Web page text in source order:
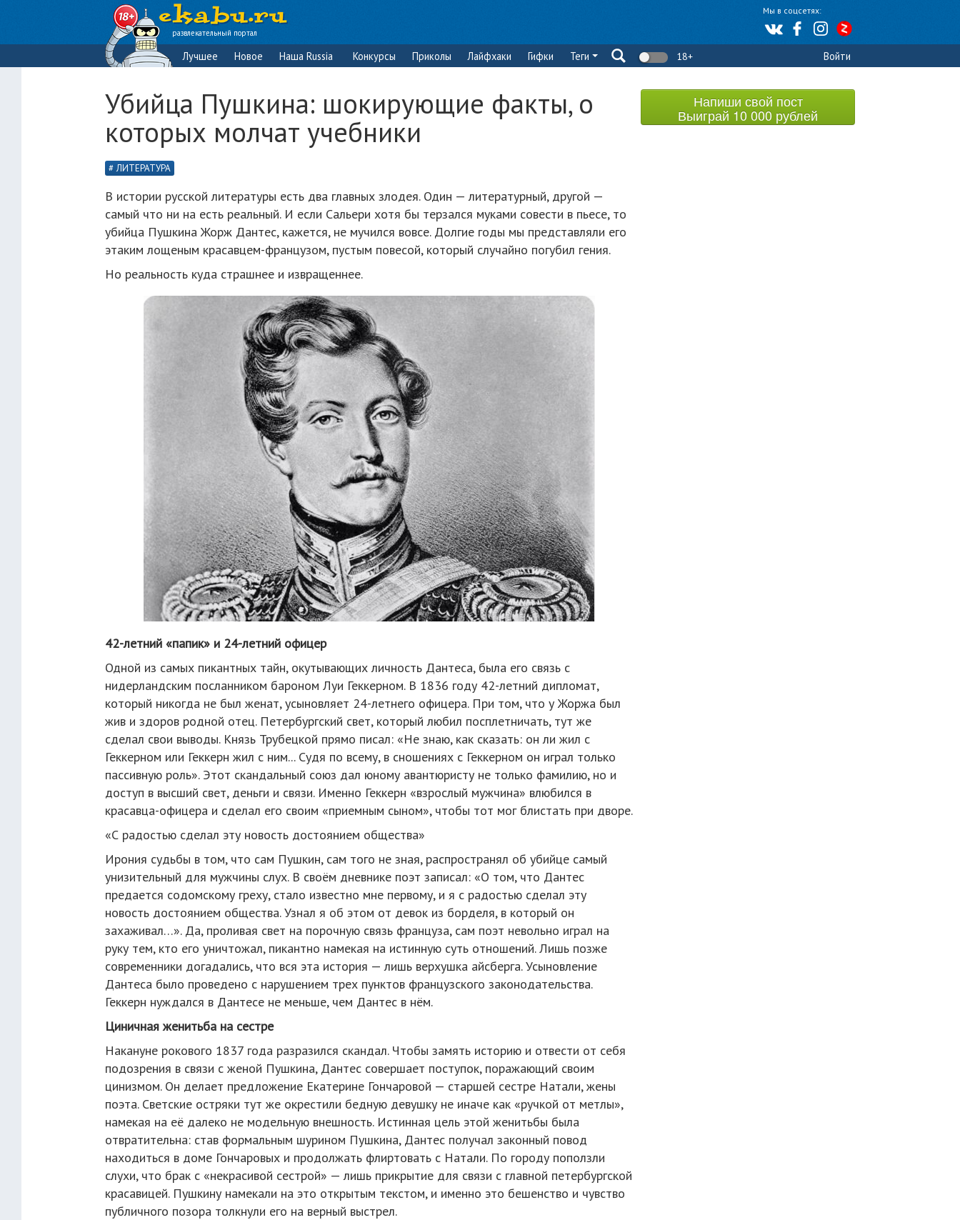
Мы в соцсетях:
развлекательный портал
Лучшее Новое Наша Russia Конкурсы Приколы Лайфхаки Гифки Теги 18+ Войти
Убийца Пушкина: шокирующие факты, о
которых молчат учебники
ЛИТЕРАТУРА
В истории русской литературы есть два главных злодея. Один — литературный, другой —
самый что ни на есть реальный. И если Сальери хотя бы терзался муками совести в пьесе, то
убийца Пушкина Жорж Дантес, кажется, не мучился вовсе. Долгие годы мы представляли его
этаким лощеным красавцем-французом, пустым повесой, который случайно погубил гения.
Но реальность куда страшнее и извращеннее.
42-летний «папик» и 24-летний офицер
Одной из самых пикантных тайн, окутывающих личность Дантеса, была его связь с
нидерландским посланником бароном Луи Геккерном. В 1836 году 42-летний дипломат,
который никогда не был женат, усыновляет 24-летнего офицера. При том, что у Жоржа был
жив и здоров родной отец. Петербургский свет, который любил посплетничать, тут же
сделал свои выводы. Князь Трубецкой прямо писал: «Не знаю, как сказать: он ли жил с
Геккерном или Геккерн жил с ним... Судя по всему, в сношениях с Геккерном он играл только
пассивную роль». Этот скандальный союз дал юному авантюристу не только фамилию, но и
доступ в высший свет, деньги и связи. Именно Геккерн «взрослый мужчина» влюбился в
красавца-офицера и сделал его своим «приемным сыном», чтобы тот мог блистать при дворе.
«С радостью сделал эту новость достоянием общества»
Ирония судьбы в том, что сам Пушкин, сам того не зная, распространял об убийце самый
унизительный для мужчины слух. В своём дневнике поэт записал: «О том, что Дантес
предается содомскому греху, стало известно мне первому, и я с радостью сделал эту
новость достоянием общества. Узнал я об этом от девок из борделя, в который он
захаживал…». Да, проливая свет на порочную связь француза, сам поэт невольно играл на
руку тем, кто его уничтожал, пикантно намекая на истинную суть отношений. Лишь позже
современники догадались, что вся эта история — лишь верхушка айсберга. Усыновление
Дантеса было проведено с нарушением трех пунктов французского законодательства.
Геккерн нуждался в Дантесе не меньше, чем Дантес в нём.
Циничная женитьба на сестре
Накануне рокового 1837 года разразился скандал. Чтобы замять историю и отвести от себя
подозрения в связи с женой Пушкина, Дантес совершает поступок, поражающий своим
цинизмом. Он делает предложение Екатерине Гончаровой — старшей сестре Натали, жены
поэта. Светские остряки тут же окрестили бедную девушку не иначе как «ручкой от метлы»,
намекая на её далеко не модельную внешность. Истинная цель этой женитьбы была
отвратительна: став формальным шурином Пушкина, Дантес получал законный повод
находиться в доме Гончаровых и продолжать флиртовать с Натали. По городу поползли
слухи, что брак с «некрасивой сестрой» — лишь прикрытие для связи с главной петербургской
красавицей. Пушкину намекали на это открытым текстом, и именно это бешенство и чувство
публичного позора толкнули его на верный выстрел.
Напиши свой пост
Выиграй 10 000 рублей